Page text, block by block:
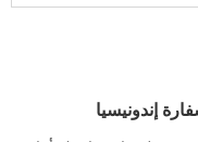
إندونيسيا